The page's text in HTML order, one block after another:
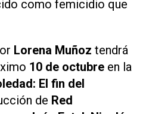
como femicidio que
Lorena Muñoz tendrá
10 de octubre en la
El fin del
de Red